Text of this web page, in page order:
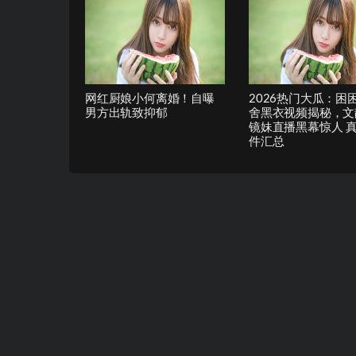
网红厨娘小何离婚！自曝
男方出轨致抑郁
2026热门大瓜：困
舍黑衣视频揭秘，
镜妹直播黑幕惊人
件汇总